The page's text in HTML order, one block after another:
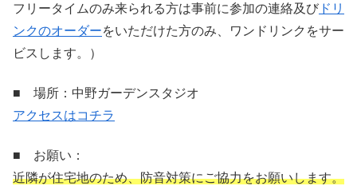
フリータイムのみ来られる方は事前に参加の連絡及び ドリ
ンクのオーダーをいただけた方のみ、ワンドリンクをサー
ビスします。）
■ 場所：中野ガーデンスタジオ
アクセスはコチラ
■ お願い：
近隣が住宅地のため、防音対策にご協力をお願いします。